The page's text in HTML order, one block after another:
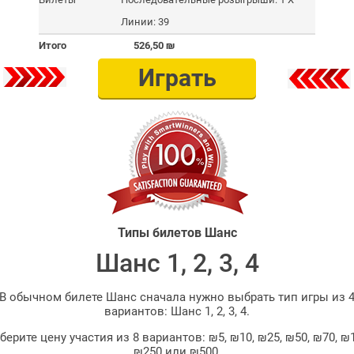
Линии: 39
Итого
526,50 ₪
Играть
Типы билетов Шанс
Шанс 1, 2, 3, 4
В обычном билете Шанс сначала нужно выбрать тип игры из 4
вариантов: Шанс 1, 2, 3, 4.
цену участия из 8 вариантов: ₪5, ₪10, ₪25, ₪50, ₪70,